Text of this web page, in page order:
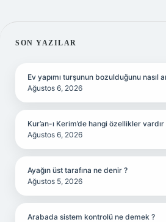
SIDEBAR
SON YAZILAR
Ev yapımı turşunun bozulduğunu nasıl
Ağustos 6, 2026
Kur’an-ı Kerim’de hangi özellikler vardır
Ağustos 6, 2026
Ayağın üst tarafına ne denir ?
Ağustos 5, 2026
Arabada sistem kontrolü ne demek ?